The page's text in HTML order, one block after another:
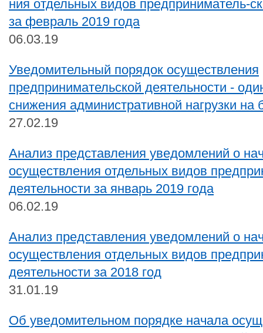
ния отдельных видов предприниматель-
за февраль 2019 года
06.03.19
Уведомительный порядок осуществления
предпринимательской деятельности -
снижения административной нагрузки на
27.02.19
Анализ представления уведомлений о
осуществления отдельных видов
деятельности за январь 2019 года
06.02.19
Анализ представления уведомлений о
осуществления отдельных видов
деятельности за 2018 год
31.01.19
Об уведомительном порядке начала